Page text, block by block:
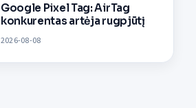
Google Pixel Tag: AirTag
konkurentas artėja rugpjūtį
2026-08-08